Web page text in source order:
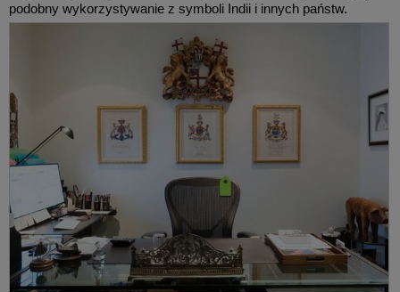
podobny wykorzystywanie z symboli Indii i innych państw.